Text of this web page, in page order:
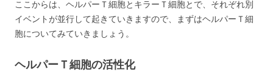
ここからは、ヘルパーＴ細胞とキラーＴ細胞とで、それぞれ別
イベントが並行して起きていきますので、まずはヘルパーＴ細
胞についてみていきましょう。
ヘルパーＴ細胞の活性化